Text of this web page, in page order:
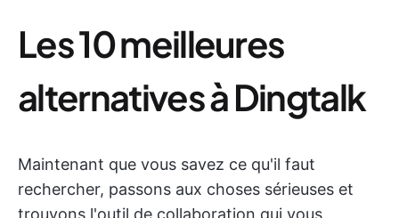
Les 10 meilleures
alternatives à Dingtalk
Maintenant que vous savez ce qu'il faut
rechercher, passons aux choses sérieuses et
trouvons l'outil de collaboration qui vous